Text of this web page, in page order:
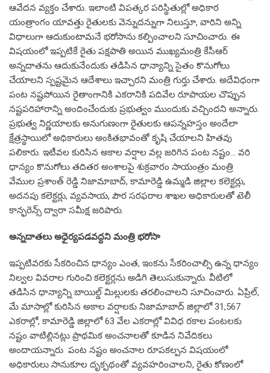
ఆవేదన వ్యక్తం చేశారు. ఇలాంటి విపత్కర పరిస్థితుల్లో అధికార
యంత్రాంగం యావత్తు రైతులకు వెన్నుదన్నుగా నిలుస్తూ, వారిని అన్ని
విధాలుగా ఆదుకుంటామనే భరోసాను కల్పించాలని సూచించారు. ఈ
విషయంలో ఇప్పటికే రైతు పక్షపాతి అయిన ముఖ్యమంత్రి కేసీఆర్
అన్నదాతను ఆదుకునేందుకు తడిసిన ధాన్యాన్ని సైతం కొనుగోలు
చేయాలని స్పష్టమైన ఆదేశాలు ఇచ్చారని మంత్రి గుర్తు చేశారు. అదేవిధంగా
పంట నష్టపోయిన రైతాంగానికి ఎకరానికి పదివేల రూపాయల చొప్పున
నష్టపరిహారాన్ని అందించేందుకు ప్రభుత్వం ముందుకు వచ్చిందని అన్నారు.
ప్రభుత్వ నిర్ణయాలకు అనుగుణంగా రైతులకు ఆపన్నహస్తం అందేలా
క్షేత్రస్థాయిలో అధికారులు అంకితభావంతో కృషి చేయాలని హితవు
పలికారు. ఇటీవల కురిసిన అకాల వర్షాల వల్ల జరిగిన పంట నష్టం… వరి
ధాన్యం కొనుగోలు తదితర అంశాలపై శుక్రవారం సాయంత్రం మంత్రి
వేముల ప్రశాంత్ రెడ్డి నిజామాబాద్, కామారెడ్డి ఉమ్మడి జిల్లాల కలెక్టర్లు,
అదనపు కలెక్టర్లు, వ్యవసాయ, పౌర సరఫరాల శాఖల అధికారులతో టెలీ
కాన్ఫరెన్స్ ద్వారా సమీక్ష జరిపారు.
అన్నదాతలు అధైర్యపడవద్దని మంత్రి భరోసా
ఇప్పటివరకు సేకరించిన ధాన్యం ఎంత, ఇంకను సేకరించాల్సి ఉన్న ధాన్యం
నిల్వల వివరాల గురించి కలెక్టర్లను అడిగి తెలుసుకున్నారు. వీటిలో
తడిసిన ధాన్యాన్ని బాయిల్డ్ మిల్లులకు తరలించాలని సూచించారు. ఏప్రిల్,
మే మాసాల్లో కురిసిన అకాల వర్షాలకు నిజామాబాద్ జిల్లాలో 31,567
ఎకరాల్లో, కామారెడ్డి జిల్లాలో 63 వేల ఎకరాల్లో వివిధ రకాల పంటలకు
నష్టం వాటిల్లినట్లు ప్రాథమిక అంచనాలతో కూడిన నివేదికలు
అందాయన్నారు పంట నష్టం అంచనాల రూపకల్పన విషయంలో
అధికారులు సానుకూల దృక్పథంతో వ్యవహరించాలని, రైతు కోణంలో